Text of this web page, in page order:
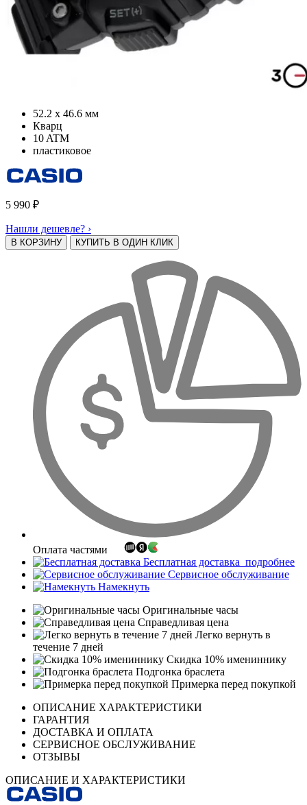
52.2 х 46.6 мм
Кварц
10 ATM
пластиковое
5 990 ₽
Нашли дешевле? ›
В КОРЗИНУ КУПИТЬ В ОДИН КЛИК
Оплата частями
Бесплатная доставка подробнее
Сервисное обслуживание
Намекнуть
Оригинальные часы
Справедливая цена
Легко вернуть в
течение 7 дней
Скидка 10% имениннику
Подгонка браслета
Примерка перед покупкой
ОПИСАНИЕ ХАРАКТЕРИСТИКИ
ГАРАНТИЯ
ДОСТАВКА И ОПЛАТА
СЕРВИСНОЕ ОБСЛУЖИВАНИЕ
ОТЗЫВЫ
ОПИСАНИЕ И ХАРАКТЕРИСТИКИ